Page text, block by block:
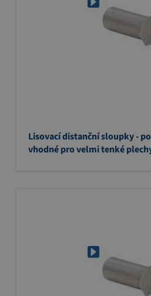
Lisovací distanční sloupky -
vhodné pro velmi tenké